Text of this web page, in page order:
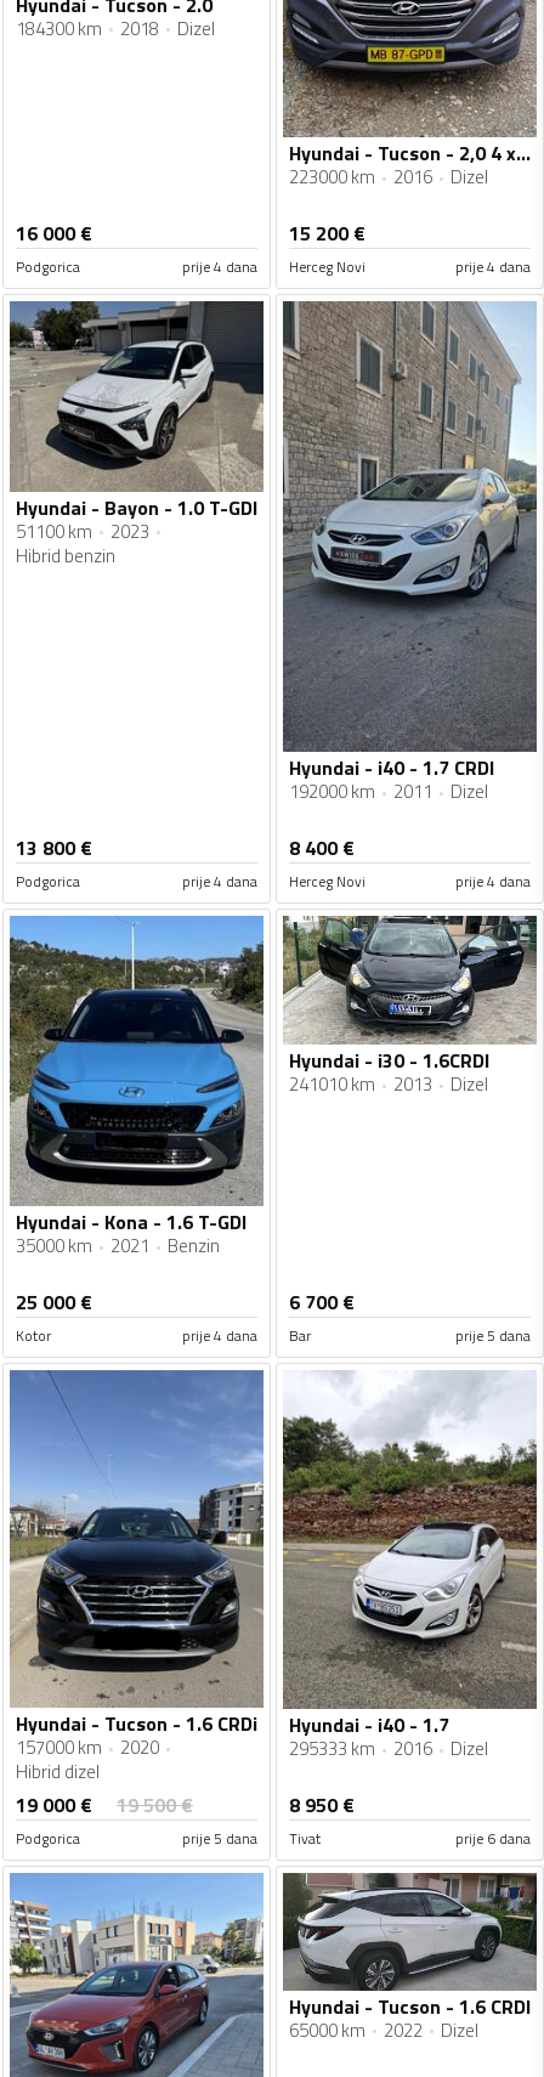
184300 km 2018 Dizel
16 000€
Podgorica prije 4 dana
Hyundai - Tucson - 2,0 4 x 4
223000 km 2016 Dizel
15 200€
Herceg Novi prije 4 dana
Hyundai - Bayon - 1.0 T-GDI
51100 km
2023
Hibrid benzin
13 800€
Podgorica prije 4 dana
Hyundai - i40 - 1.7 CRDI
192000 km 2011 Dizel
8 400€
Herceg Novi prije 4 dana
Hyundai - Kona - 1.6 T-GDI
35000 km 2021 Benzin
25 000€
Kotor prije 4 dana
Hyundai - i30 - 1.6CRDI
241010 km 2013 Dizel
6 700€
Bar prije 5 dana
Hyundai - Tucson - 1.6 CRDi
157000 km
2020
Hibrid dizel
19 000€ 19 500€
Podgorica prije 5 dana
Hyundai - i40 - 1.7
295333 km 2016 Dizel
8 950€
Tivat prije 6 dana
Hyundai - Tucson - 1.6 CRDI
65000 km 2022 Dizel